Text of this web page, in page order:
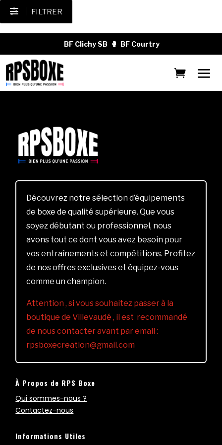
FILTRER
BF Clichy SB 🥊 BF Courtry
Découvrez notre sélection d’équipements
de boxe de qualité supérieure. Que vous
soyez débutant ou professionnel, nous
avons tout ce dont vous avez besoin pour
vos entraînements et compétitions. Profitez
de nos offres exclusives et équipez-vous
comme un champion.
Attention , si vous souhaitez passer à la
boutique de Villevaudé , il est recommandé
de nous contacter avant par email :
rpsboxecreation@gmail.com
À Propos de RPS Boxe
Qui sommes-nous ?
Contactez-nous
Informations Utiles